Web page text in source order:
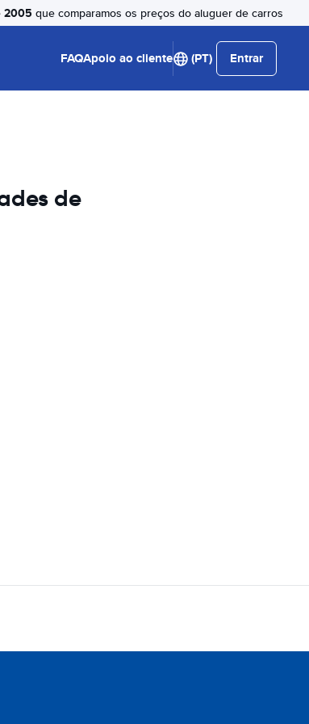
2005 que comparamos os preços do aluguer de carros
FAQApoio ao cliente (PT) Entrar
de